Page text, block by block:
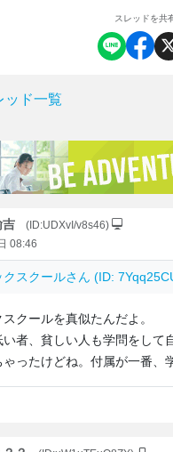
スレッドを共
ッド一覧
吉
(ID:UDXvI/v8s46)
08:46
クスクールさん (ID:
クールを真似たんだよ。
者、貧しい人も学問をして
ったけどね。付属が一番、